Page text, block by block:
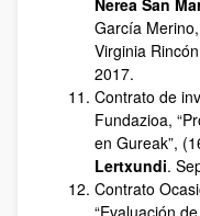
Nerea San
García
Virginia
2017.
Contrato de
Fundazioa,
en Gureak”,
Lertxundi.
Contrato
“Evaluación